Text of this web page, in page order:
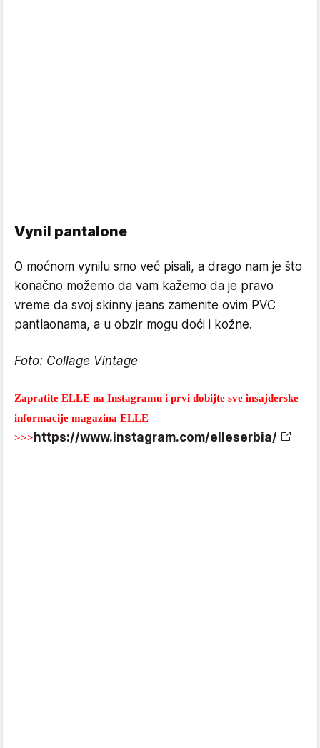
Vynil pantalone
O moćnom vynilu smo već pisali, a drago nam je što
konačno možemo da vam kažemo da je pravo
vreme da svoj skinny jeans zamenite ovim PVC
pantlaonama, a u obzir mogu doći i kožne.
Foto: Collage Vintage
Zapratite ELLE na Instagramu i prvi dobijte sve insajderske
informacije magazina ELLE
>>>https://www.instagram.com/elleserbia/